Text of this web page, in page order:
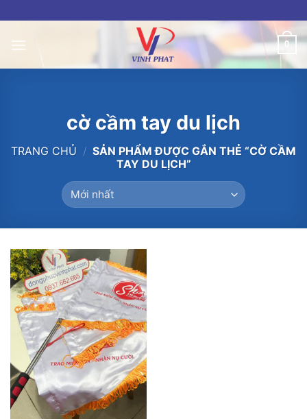
to
content
0
cờ cầm tay du lịch
TRANG CHỦ / SẢN PHẨM ĐƯỢC GẮN THẺ “CỜ CẦM
TAY DU LỊCH”